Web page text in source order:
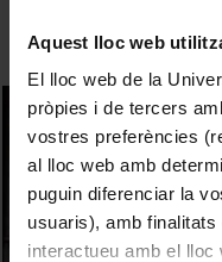
Aquest lloc web
El lloc web de la
pròpies i de tercers
vostres preferències
al lloc web amb
puguin diferenciar la
usuaris), amb
interactueu amb el